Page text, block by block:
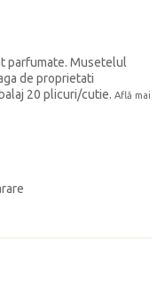
parfumate. Musetelul
de proprietati
20 plicuri/cutie. Află mai